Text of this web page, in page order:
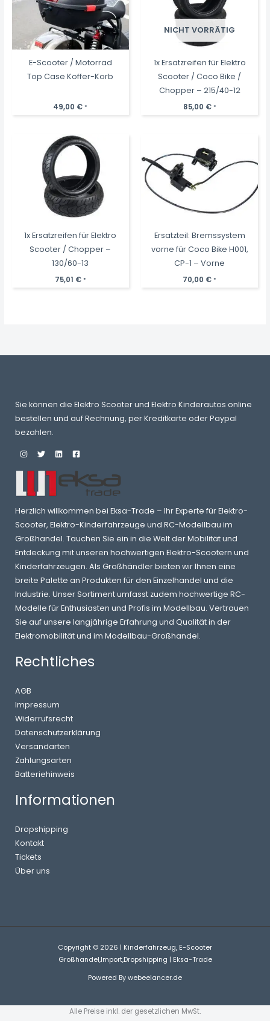
E-Scooter / Motorrad
Top Case Koffer-Korb
49,00 € *
NICHT VORRÄTIG
1x Ersatzreifen für Elektro
Scooter / Coco Bike /
Chopper – 215/40-12
85,00 € *
1x Ersatzreifen für Elektro
Scooter / Chopper –
130/60-13
75,01 € *
Ersatzteil: Bremssystem
vorne für Coco Bike H001,
CP-1 – Vorne
70,00 € *
Sie können die Elektro Scooter und Elektro Kinderautos online
bestellen und auf Rechnung, per Kreditkarte oder Paypal
bezahlen.
Herzlich willkommen bei Eksa-Trade – Ihr Experte für Elektro-
Scooter, Elektro-Kinderfahrzeuge und RC-Modellbau im
Großhandel. Tauchen Sie ein in die Welt der Mobilität und
Entdeckung mit unseren hochwertigen Elektro-Scootern und
Kinderfahrzeugen. Als Großhändler bieten wir Ihnen eine
breite Palette an Produkten für den Einzelhandel und die
Industrie. Unser Sortiment umfasst zudem hochwertige RC-
Modelle für Enthusiasten und Profis im Modellbau. Vertrauen
Sie auf unsere langjährige Erfahrung und Qualität in der
Elektromobilität und im Modellbau-Großhandel.
Rechtliches
AGB
Impressum
Widerrufsrecht
Datenschutzerklärung
Versandarten
Zahlungsarten
Batteriehinweis
Informationen
Dropshipping
Kontakt
Tickets
Über uns
Copyright © 2026 | Kinderfahrzeug, E-Scooter
Großhandel,Import,Dropshipping | Eksa-Trade
Powered By webeelancer.de
Alle Preise inkl. der gesetzlichen MwSt.